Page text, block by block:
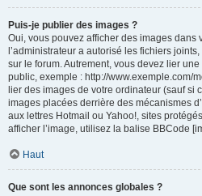
Puis-je publier des images ?
Oui, vous pouvez afficher des images dans
l’administrateur a autorisé les fichiers
sur le forum. Autrement, vous devez lier
public, exemple : http://www.exemple.com/
lier des images de votre ordinateur (sauf si
images placées derrière des mécanismes
aux lettres Hotmail ou Yahoo!, sites
afficher l’image, utilisez la balise BBCode
Haut
Que sont les annonces globales ?